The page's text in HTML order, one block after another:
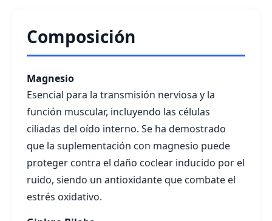
Composición
Magnesio
Esencial para la transmisión nerviosa y la
función muscular, incluyendo las células
ciliadas del oído interno. Se ha demostrado
que la suplementación con magnesio puede
proteger contra el daño coclear inducido por el
ruido, siendo un antioxidante que combate el
estrés oxidativo.